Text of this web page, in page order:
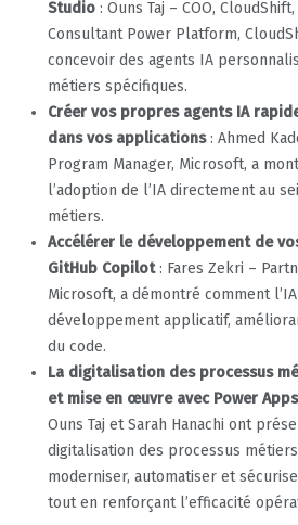
Studio : Ouns Taj – COO,
Consultant Power Platform,
concevoir des agents IA
métiers spécifiques.
Créer vos propres agents IA
dans vos applications: Ahmed
Program Manager, Microsoft, a
l’adoption de l’IA directement au
métiers.
Accélérer le développement de
GitHub Copilot: Fares Zekri –
Microsoft, a démontré comment
développement applicatif,
du code.
La digitalisation des processus
et mise en œuvre avec Power
Ouns Taj et Sarah Hanachi ont
digitalisation des processus
moderniser, automatiser et
tout en renforçant l’efficacité